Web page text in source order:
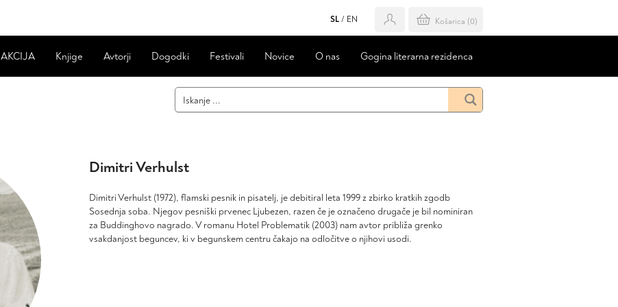
SL / EN Košarica (0)
AKCIJA Knjige Avtorji Dogodki Festivali Novice O nas Gogina literarna rezidenca
Dimitri Verhulst
Dimitri Verhulst (1972), flamski pesnik in pisatelj, je debitiral leta 1999 z zbirko kratkih zgodb
Sosednja soba. Njegov pesniški prvenec Ljubezen, razen če je označeno drugače je bil nominiran
za Buddinghovo nagrado. V romanu Hotel Problematik (2003) nam avtor približa grenko
vsakdanjost beguncev, ki v begunskem centru čakajo na odločitve o njihovi usodi.